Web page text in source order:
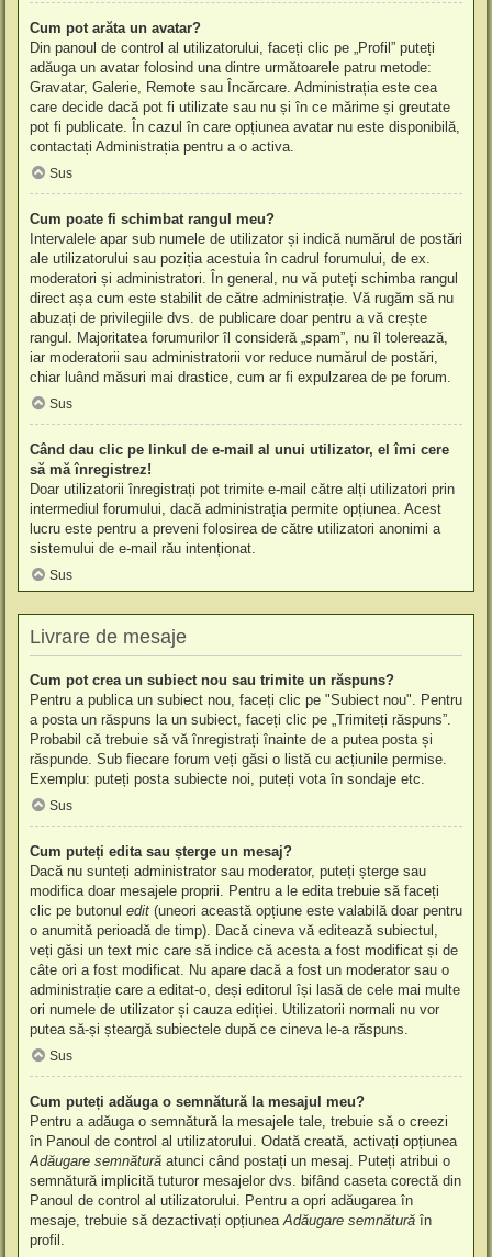
Cum pot arăta un avatar?
Din panoul de control al utilizatorului, faceți clic pe „Profil” puteți
adăuga un avatar folosind una dintre următoarele patru metode:
Gravatar, Galerie, Remote sau Încărcare. Administrația este cea
care decide dacă pot fi utilizate sau nu și în ce mărime și greutate
pot fi publicate. În cazul în care opțiunea avatar nu este disponibilă,
contactați Administrația pentru a o activa.
Sus
Cum poate fi schimbat rangul meu?
Intervalele apar sub numele de utilizator și indică numărul de postări
ale utilizatorului sau poziția acestuia în cadrul forumului, de ex.
moderatori și administratori. În general, nu vă puteți schimba rangul
direct așa cum este stabilit de către administrație. Vă rugăm să nu
abuzați de privilegiile dvs. de publicare doar pentru a vă crește
rangul. Majoritatea forumurilor îl consideră „spam”, nu îl tolerează,
iar moderatorii sau administratorii vor reduce numărul de postări,
chiar luând măsuri mai drastice, cum ar fi expulzarea de pe forum.
Sus
Când dau clic pe linkul de e-mail al unui utilizator, el îmi cere
să mă înregistrez!
Doar utilizatorii înregistrați pot trimite e-mail către alți utilizatori prin
intermediul forumului, dacă administrația permite opțiunea. Acest
lucru este pentru a preveni folosirea de către utilizatori anonimi a
sistemului de e-mail rău intenționat.
Sus
Livrare de mesaje
Cum pot crea un subiect nou sau trimite un răspuns?
Pentru a publica un subiect nou, faceți clic pe "Subiect nou". Pentru
a posta un răspuns la un subiect, faceți clic pe „Trimiteți răspuns”.
Probabil că trebuie să vă înregistrați înainte de a putea posta și
răspunde. Sub fiecare forum veți găsi o listă cu acțiunile permise.
Exemplu: puteți posta subiecte noi, puteți vota în sondaje etc.
Sus
Cum puteți edita sau șterge un mesaj?
Dacă nu sunteți administrator sau moderator, puteți șterge sau
modifica doar mesajele proprii. Pentru a le edita trebuie să faceți
clic pe butonul edit (uneori această opțiune este valabilă doar pentru
o anumită perioadă de timp). Dacă cineva vă editează subiectul,
veți găsi un text mic care să indice că acesta a fost modificat și de
câte ori a fost modificat. Nu apare dacă a fost un moderator sau o
administrație care a editat-o, deși editorul își lasă de cele mai multe
ori numele de utilizator și cauza ediției. Utilizatorii normali nu vor
putea să-și șteargă subiectele după ce cineva le-a răspuns.
Sus
Cum puteți adăuga o semnătură la mesajul meu?
Pentru a adăuga o semnătură la mesajele tale, trebuie să o creezi
în Panoul de control al utilizatorului. Odată creată, activați opțiunea
Adăugare semnătură atunci când postați un mesaj. Puteți atribui o
semnătură implicită tuturor mesajelor dvs. bifând caseta corectă din
Panoul de control al utilizatorului. Pentru a opri adăugarea în
mesaje, trebuie să dezactivați opțiunea Adăugare semnătură în
profil.